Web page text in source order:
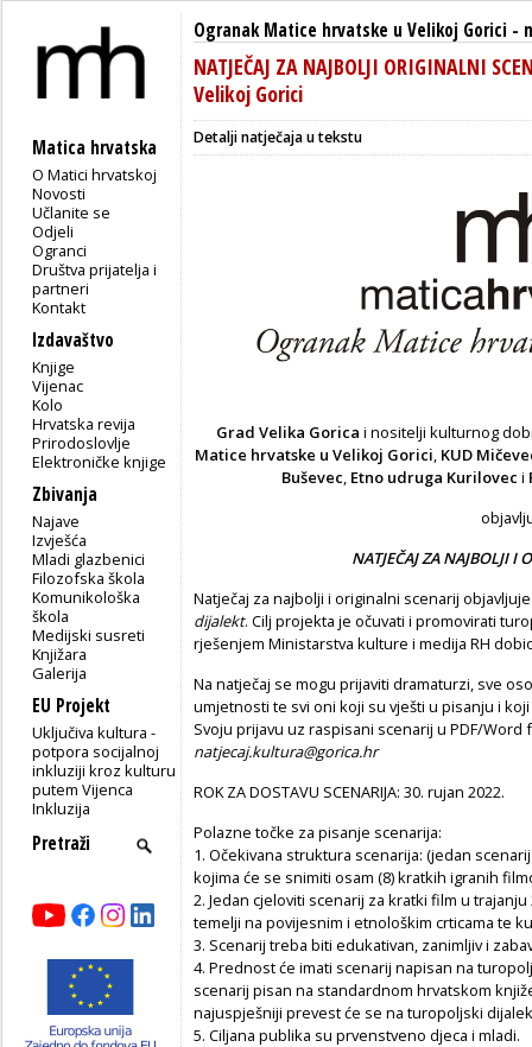
Matica hrvatska
O Matici hrvatskoj
Novosti
Učlanite se
Odjeli
Ogranci
Društva prijatelja i
partneri
Kontakt
Izdavaštvo
Knjige
Vijenac
Kolo
Hrvatska revija
Prirodoslovlje
Elektroničke knjige
Zbivanja
Najave
Izvješća
Mladi glazbenici
Filozofska škola
Komunikološka
škola
Medijski susreti
Knjižara
Galerija
EU Projekt
Uključiva kultura -
potpora socijalnoj
inkluziji kroz kulturu
putem Vijenca
Inkluzija
Ogranak Matice hrvatske u Velikoj Gorici -
NATJEČAJ ZA NAJBOLJI ORIGINALNI
Velikoj Gorici
Detalji natječaja u tekstu
Grad Velika Gorica i nositelji kulturnog
Matice hrvatske u Velikoj Gorici, KUD
Buševec, Etno udruga Kurilovec i
NATJEČAJ ZA NAJBOLJI I
Natječaj za najbolji i originalni scenarij
dijalekt. Cilj projekta je očuvati i promovirati
rješenjem Ministarstva kulture i medija RH
Na natječaj se mogu prijaviti dramaturzi, sve
umjetnosti te svi oni koji su vješti u pisanju i
Svoju prijavu uz raspisani scenarij u PDF/
natjecaj.kultura@gorica.hr
ROK ZA DOSTAVU SCENARIJA: 30. rujan 2022.
Polazne točke za pisanje scenarija:
1. Očekivana struktura scenarija: (jedan
kojima će se snimiti osam (8) kratkih igranih
2. Jedan cjeloviti scenarij za kratki film u
temelji na povijesnim i etnološkim crticama te
3. Scenarij treba biti edukativan, zanimljiv i
4. Prednost će imati scenarij napisan na
scenarij pisan na standardnom hrvatskom
najuspješniji prevest će se na turopoljski
5. Ciljana publika su prvenstveno djeca i mladi.